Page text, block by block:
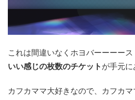
これは間違いなくホヨバーーーース
いい感じの枚数のチケット が手元に
カフカママ大好きなので、カフカ